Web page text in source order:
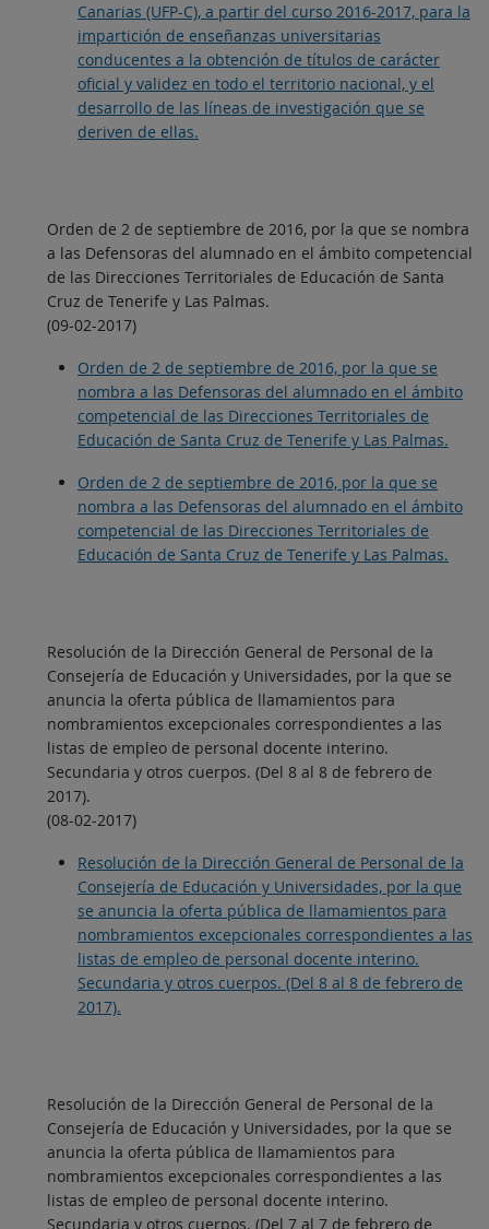
Canarias (UFP-C), a partir del curso 2016-2017, para la
impartición de enseñanzas universitarias
conducentes a la obtención de títulos de carácter
oficial y validez en todo el territorio nacional, y el
desarrollo de las líneas de investigación que se
deriven de ellas.
Orden de 2 de septiembre de 2016, por la que se nombra
a las Defensoras del alumnado en el ámbito competencial
de las Direcciones Territoriales de Educación de Santa
Cruz de Tenerife y Las Palmas.
(09-02-2017)
Orden de 2 de septiembre de 2016, por la que se
nombra a las Defensoras del alumnado en el ámbito
competencial de las Direcciones Territoriales de
Educación de Santa Cruz de Tenerife y Las Palmas.
Orden de 2 de septiembre de 2016, por la que se
nombra a las Defensoras del alumnado en el ámbito
competencial de las Direcciones Territoriales de
Educación de Santa Cruz de Tenerife y Las Palmas.
Resolución de la Dirección General de Personal de la
Consejería de Educación y Universidades, por la que se
anuncia la oferta pública de llamamientos para
nombramientos excepcionales correspondientes a las
listas de empleo de personal docente interino.
Secundaria y otros cuerpos. (Del 8 al 8 de febrero de
2017).
(08-02-2017)
Resolución de la Dirección General de Personal de la
Consejería de Educación y Universidades, por la que
se anuncia la oferta pública de llamamientos para
nombramientos excepcionales correspondientes a las
listas de empleo de personal docente interino.
Secundaria y otros cuerpos. (Del 8 al 8 de febrero de
2017).
Resolución de la Dirección General de Personal de la
Consejería de Educación y Universidades, por la que se
anuncia la oferta pública de llamamientos para
nombramientos excepcionales correspondientes a las
listas de empleo de personal docente interino.
Secundaria y otros cuerpos. (Del 7 al 7 de febrero de